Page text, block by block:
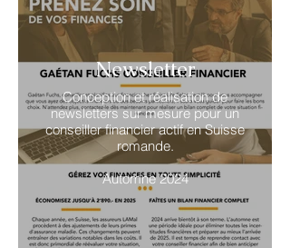
Newsletter
Conception et réalisation de
newsletters sur mesure pour un
conseiller financier actif en Suisse
romande.
Automne 2024